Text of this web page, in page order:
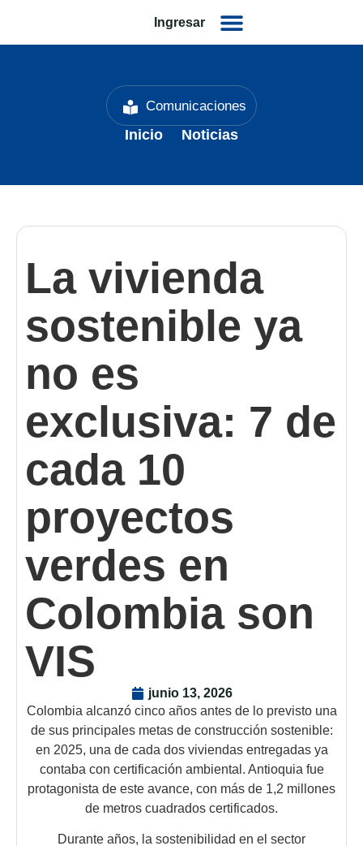
Ingresar
Comunicaciones
Inicio Noticias
La vivienda
sostenible ya
no es
exclusiva: 7 de
cada 10
proyectos
verdes en
Colombia son
VIS
junio 13, 2026
Colombia alcanzó cinco años antes de lo previsto una
de sus principales metas de construcción sostenible:
en 2025, una de cada dos viviendas entregadas ya
contaba con certificación ambiental. Antioquia fue
protagonista de este avance, con más de 1,2 millones
de metros cuadrados certificados.
Durante años, la sostenibilidad en el sector